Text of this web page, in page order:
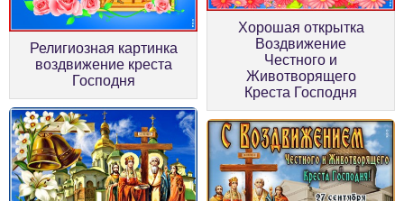
Религиозная картинка
воздвижение креста
Господня
Хорошая открытка
Воздвижение
Честного и
Животворящего
Креста Господня